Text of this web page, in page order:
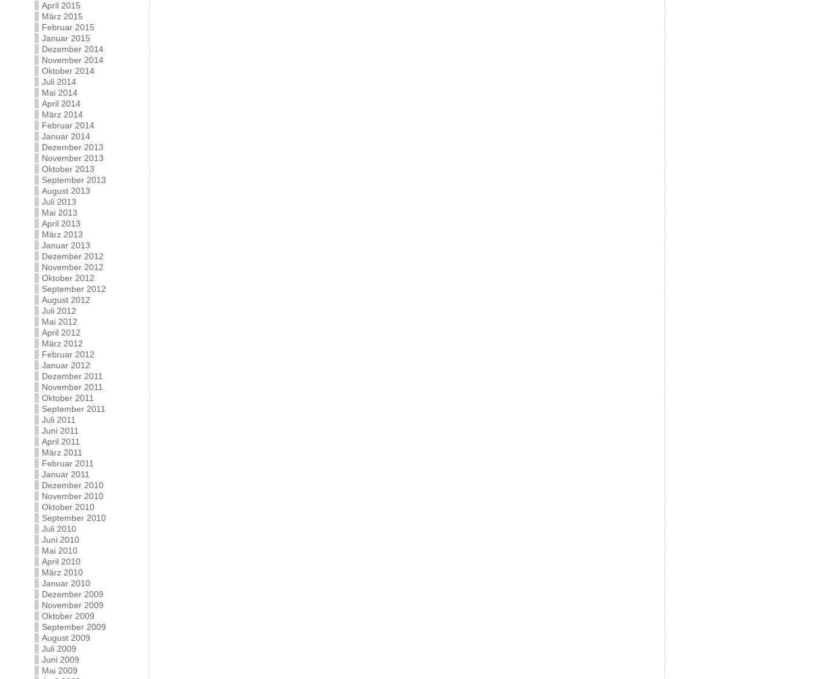
April 2015
März 2015
Februar 2015
Januar 2015
Dezember 2014
November 2014
Oktober 2014
Juli 2014
Mai 2014
April 2014
März 2014
Februar 2014
Januar 2014
Dezember 2013
November 2013
Oktober 2013
September 2013
August 2013
Juli 2013
Mai 2013
April 2013
März 2013
Januar 2013
Dezember 2012
November 2012
Oktober 2012
September 2012
August 2012
Juli 2012
Mai 2012
April 2012
März 2012
Februar 2012
Januar 2012
Dezember 2011
November 2011
Oktober 2011
September 2011
Juli 2011
Juni 2011
April 2011
März 2011
Februar 2011
Januar 2011
Dezember 2010
November 2010
Oktober 2010
September 2010
Juli 2010
Juni 2010
Mai 2010
April 2010
März 2010
Januar 2010
Dezember 2009
November 2009
Oktober 2009
September 2009
August 2009
Juli 2009
Juni 2009
Mai 2009